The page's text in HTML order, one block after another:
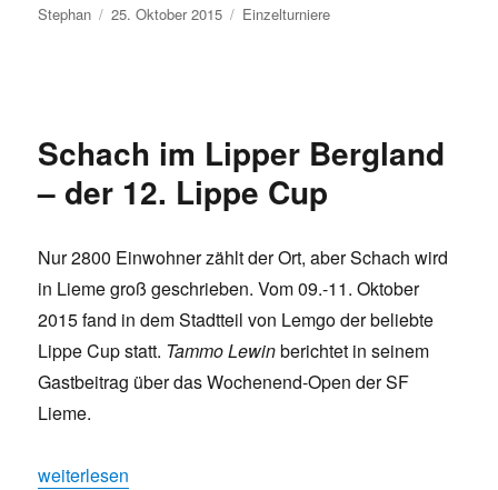
Autor
Stephan Veröffentlicht
am
25. Oktober 2015 Kategorien
Einzelturniere
Schach im Lipper Bergland
– der 12. Lippe Cup
Nur 2800 Einwohner zählt der Ort, aber Schach wird
in Lieme groß geschrieben. Vom 09.-11. Oktober
2015 fand in dem Stadtteil von Lemgo der beliebte
Lippe Cup statt. Tammo Lewinberichtet in seinem
Gastbeitrag über das Wochenend-Open der SF
Lieme.
„Schach im Lipper Bergland – der 12. Lippe Cup“
weiterlesen